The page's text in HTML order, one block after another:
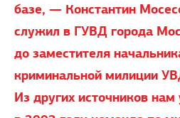
базе, — Константин
служил в ГУВД города
до заместителя
криминальной милиции
Из других источников нам